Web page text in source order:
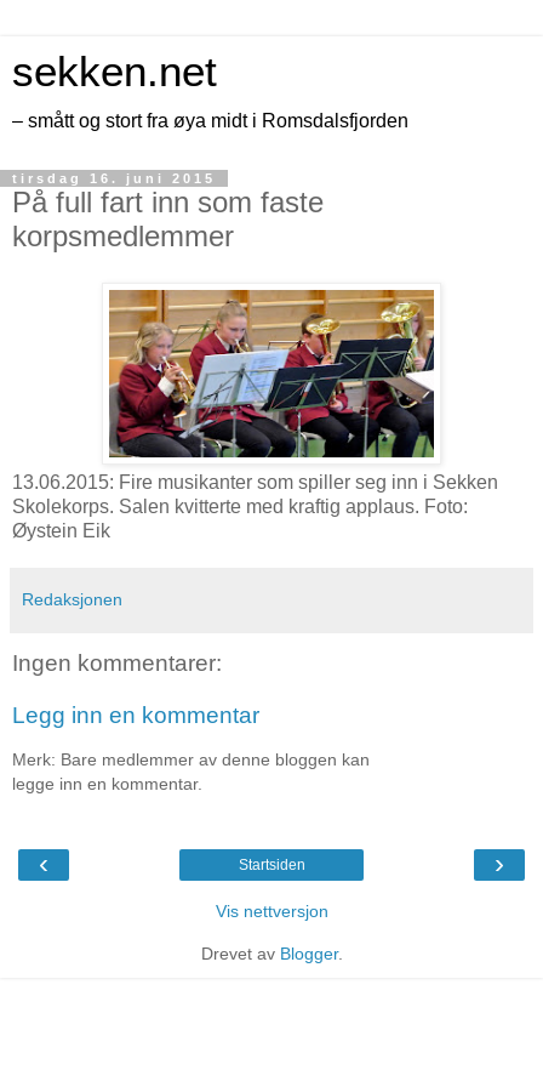
sekken.net
– smått og stort fra øya midt i Romsdalsfjorden
tirsdag 16. juni 2015
På full fart inn som faste
korpsmedlemmer
13.06.2015: Fire musikanter som spiller seg inn i Sekken
Skolekorps. Salen kvitterte med kraftig applaus. Foto:
Øystein Eik
Redaksjonen
Ingen kommentarer:
Legg inn en kommentar
Merk: Bare medlemmer av denne bloggen kan
legge inn en kommentar.
‹ ›
Startsiden
Vis nettversjon
Drevet av Blogger.